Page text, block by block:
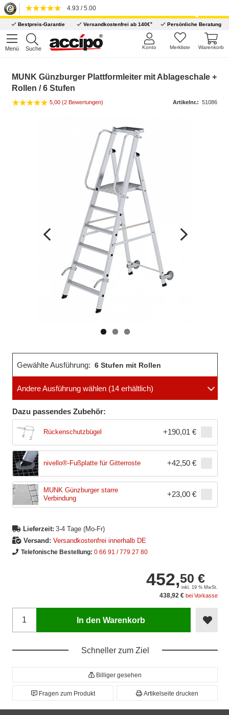
4.93 / 5.00
Bestpreis-Garantie Versandkostenfrei ab 140€* Persönliche Beratung
Menü Suche Warenkorb
Merkliste
Konto
MUNK Günzburger Plattformleiter mit Ablageschale +
Rollen / 6 Stufen
5,00 (2 Bewertungen) Artikelnr.: 51086
Gewählte Ausführung: 6 Stufen mit Rollen
Andere Ausführung wählen (14 erhältlich)
Dazu passendes Zubehör:
Rückenschutzbügel +190,01 €
nivello®-Fußplatte für Gitterroste +42,50 €
MUNK Günzburger starre
Verbindung
+23,00 €
Lieferzeit: 3-4 Tage (Mo-Fr)
Versand: Versandkostenfrei innerhalb DE
Telefonische Bestellung: 0 66 91 / 779 27 80
452,50 €
inkl. 19 % MwSt.
438,92 € bei Vorkasse
In den Warenkorb
Schneller zum Ziel
Billiger gesehen
Fragen zum Produkt Artikelseite drucken